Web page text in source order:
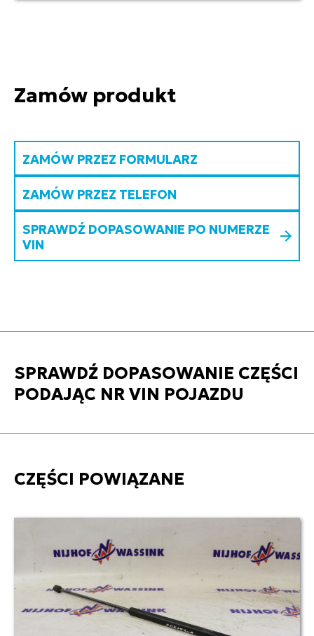
Zamów produkt
ZAMÓW PRZEZ FORMULARZ
ZAMÓW PRZEZ TELEFON
SPRAWDŹ DOPASOWANIE PO NUMERZE
VIN
SPRAWDŹ DOPASOWANIE CZĘŚCI
PODAJĄC NR VIN POJAZDU
CZĘŚCI POWIĄZANE